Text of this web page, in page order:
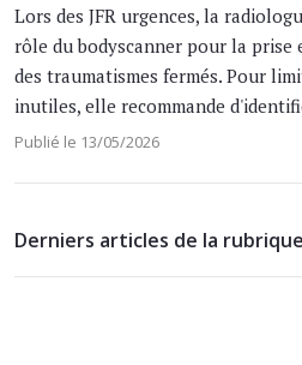
Lors des JFR urgences, la
rôle du bodyscanner pour la prise
des traumatismes fermés. Pour
inutiles, elle recommande
Publié le 13/05/2026
Derniers articles de la rubrique